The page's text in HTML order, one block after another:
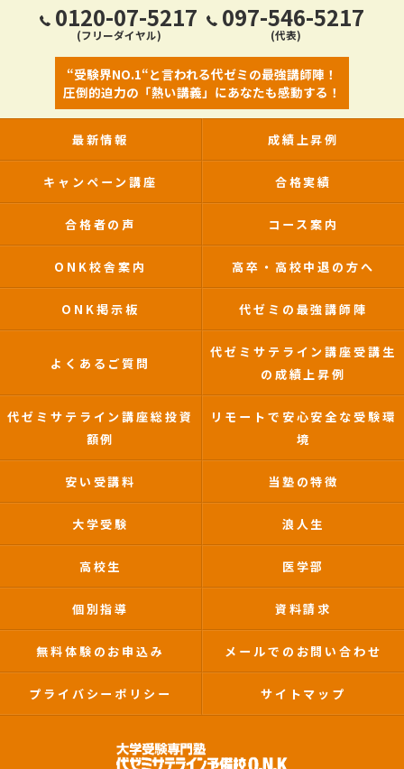
0120-07-5217
(フリーダイヤル)
097-546-5217
(代表)
“受験界NO.1“と言われる代ゼミの最強講師陣！
圧倒的迫力の「熱い講義」にあなたも感動する！
最新情報 成績上昇例
キャンペーン講座 合格実績
合格者の声 コース案内
ONK校舎案内 高卒・高校中退の方へ
ONK掲示板 代ゼミの最強講師陣
よくあるご質問
代ゼミサテライン講座受講生
の成績上昇例
代ゼミサテライン講座総投資
額例
リモートで安心安全な受験環
境
安い受講料 当塾の特徴
大学受験 浪人生
高校生 医学部
個別指導 資料請求
無料体験のお申込み メールでのお問い合わせ
プライバシーポリシー サイトマップ